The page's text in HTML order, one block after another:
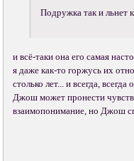
Подружка так и льнет
и всё-таки она его самая
я даже как-то горжусь их
столько лет... и всегда,
Джош может пронести
взаимопонимание, но Джош